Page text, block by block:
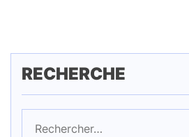
RECHERCHE